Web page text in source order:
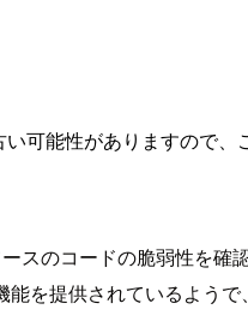
可能性がありますので、
スのコードの脆弱性を
を提供されているよう